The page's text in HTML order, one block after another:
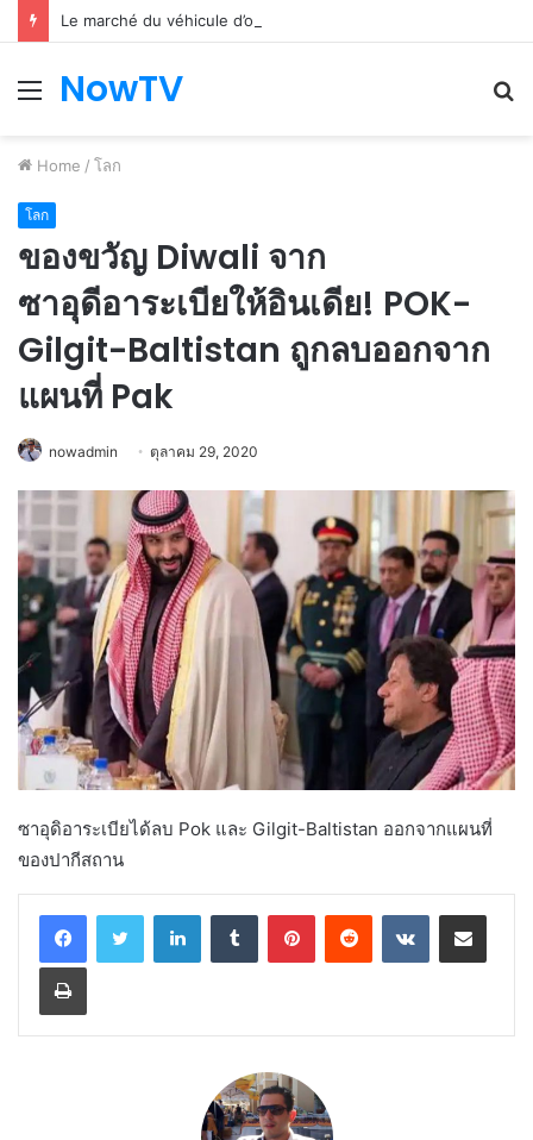
Le marché du véhicule d’occasion en plein essor
Menu
NowTV
Home / โลก
โลก
ของขวัญ Diwali จาก
ซาอุดีอาระเบียให้อินเดีย! POK-
Gilgit-Baltistan ถูกลบออกจาก
แผนที่ Pak
nowadmin ตุลาคม 29, 2020
ซาอุดิอาระเบียได้ลบ Pok และ Gilgit-Baltistan ออกจากแผนที่
ของปากีสถาน
LinkedInTumblr PinterestReddit VKontakteShare via Email
Print